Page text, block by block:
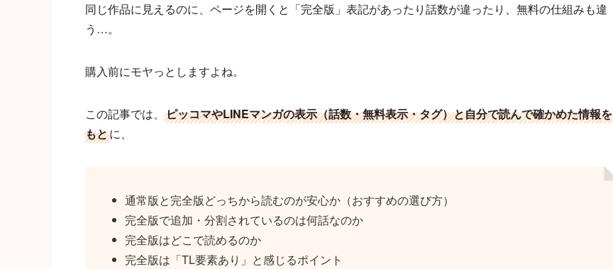
同じ作品に見えるのに、ページを開くと「完全版」表記があったり話数が違ったり、無料の仕組みも違
う…。
購入前にモヤっとしますよね。
この記事では、 ピッコマやLINEマンガの表示（話数・無料表示・タグ）と自分で読んで確かめた情報を
もとに、
通常版と完全版どっちから読むのが安心か（おすすめの選び方）
完全版で追加・分割されているのは何話なのか
完全版はどこで読めるのか
完全版は「TL要素あり」と感じるポイント